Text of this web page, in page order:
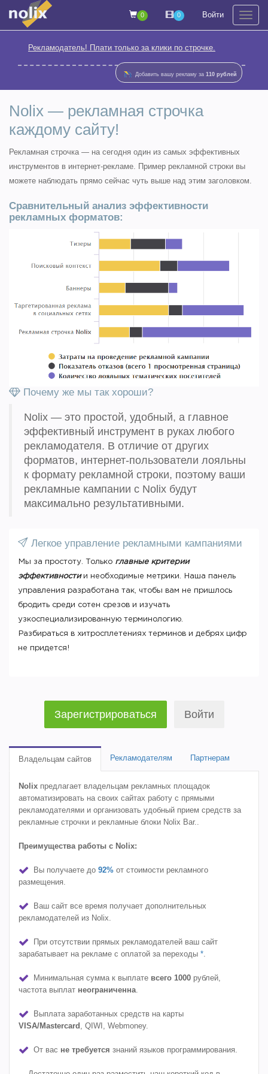
0 0 Войти
Рекламодатель! Плати только за клики по строчке.
Добавить вашу рекламу за110 рублей
Nolix — рекламная строчка
каждому сайту!
Рекламная строчка — на сегодня один из самых эффективных
инструментов в интернет-рекламе. Пример рекламной строки вы
можете наблюдать прямо сейчас чуть выше над этим заголовком.
Сравнительный анализ эффективности
рекламных форматов:
Почему же мы так хороши?
Nolix — это простой, удобный, а главное
эффективный инструмент в руках любого
рекламодателя. В отличие от других
форматов, интернет-пользователи лояльны
к формату рекламной строки, поэтому ваши
рекламные кампании с Nolix будут
максимально результативными.
Легкое управление рекламными кампаниями
Мы за простоту. Только главные критерии
эффективностии необходимые метрики. Наша панель
управления разработана так, чтобы вам не пришлось
бродить среди сотен срезов и изучать
узкоспециализированную терминологию.
Разбираться в хитросплетениях терминов и дебрях цифр
не придется!
Зарегистрироваться Войти
Владельцам сайтов Рекламодателям Партнерам
Nolix предлагает владельцам рекламных площадок
автоматизировать на своих сайтах работу с прямыми
рекламодателями и организовать удобный прием средств за
рекламные строчки и рекламные блоки Nolix Bar..
Преимущества работы с Nolix:
Вы получаете до 92% от стоимости рекламного
размещения.
Ваш сайт все время получает дополнительных
рекламодателей из Nolix.
При отсутствии прямых рекламодателей ваш сайт
зарабатывает на рекламе с оплатой за переходы *.
Минимальная сумма к выплате всего 1000 рублей,
частота выплат неограниченна.
Выплата заработанных средств на карты
VISA/Mastercard , QIWI, Webmoney.
От вас не требуется знаний языков программирования.